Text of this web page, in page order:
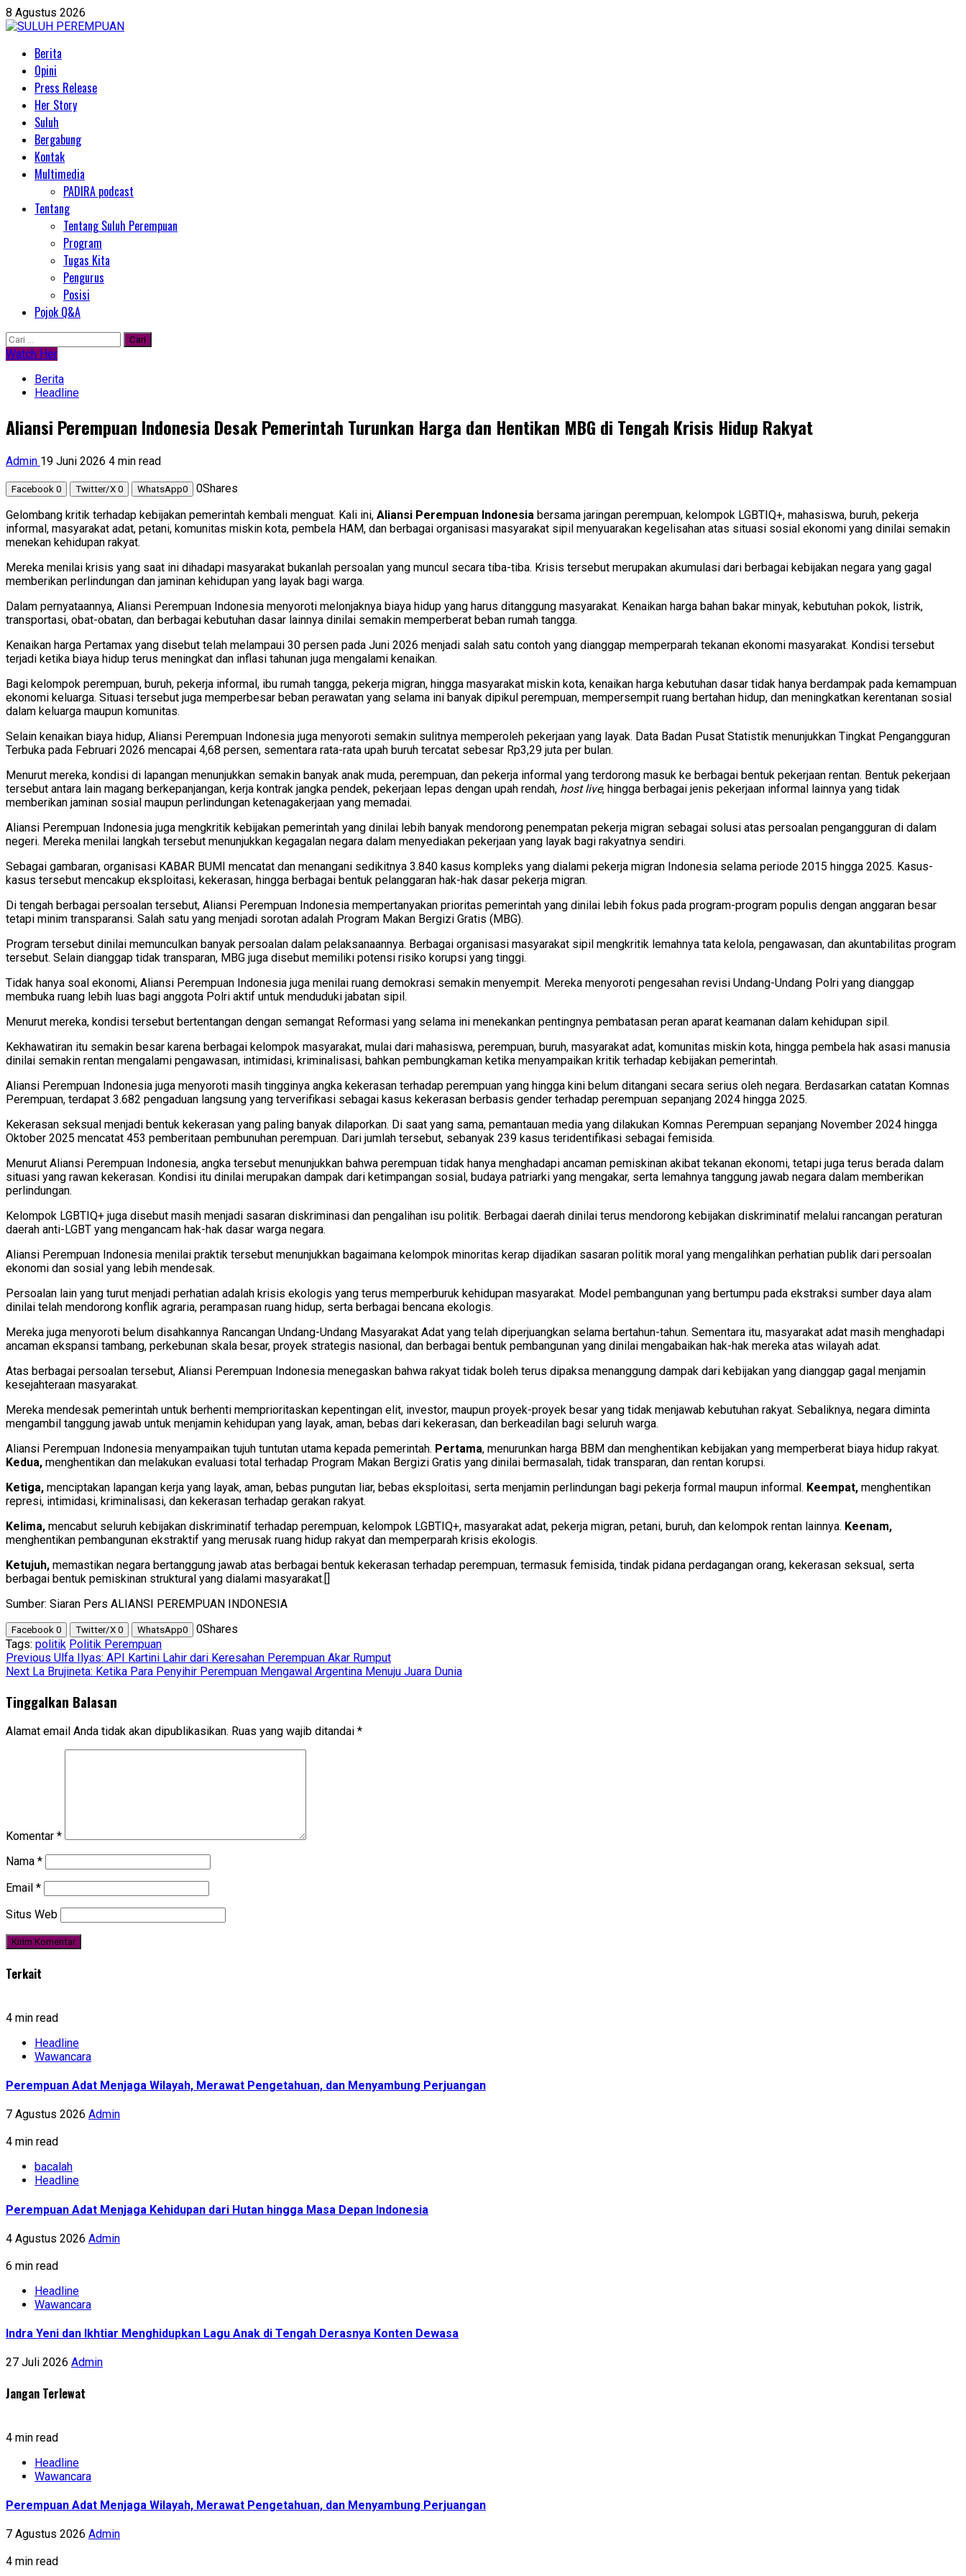
Skip
to
8 Agustus 2026
PrimaryBerita
Opini
Press Release
Her Story
Suluh
Bergabung
Kontak
Multimedia
PADIRA podcast
Tentang
Tentang Suluh Perempuan
Program
Tugas Kita
Pengurus
Posisi
Pojok Q&A
Cari
untuk:
Watch Her
Berita
Headline
Aliansi Perempuan Indonesia Desak Pemerintah Turunkan Harga dan Hentikan MBG di Tengah Krisis Hidup Rakyat
Admin 19 Juni 2026 4 min read
Facebook 0 Twitter/X 0 WhatsApp0 0Shares
Gelombang kritik terhadap kebijakan pemerintah kembali menguat. Kali ini, Aliansi Perempuan Indonesia bersama jaringan perempuan, kelompok LGBTIQ+, mahasiswa, buruh, pekerja
informal, masyarakat adat, petani, komunitas miskin kota, pembela HAM, dan berbagai organisasi masyarakat sipil menyuarakan kegelisahan atas situasi sosial ekonomi yang dinilai semakin
menekan kehidupan rakyat.
Mereka menilai krisis yang saat ini dihadapi masyarakat bukanlah persoalan yang muncul secara tiba-tiba. Krisis tersebut merupakan akumulasi dari berbagai kebijakan negara yang gagal
memberikan perlindungan dan jaminan kehidupan yang layak bagi warga.
Dalam pernyataannya, Aliansi Perempuan Indonesia menyoroti melonjaknya biaya hidup yang harus ditanggung masyarakat. Kenaikan harga bahan bakar minyak, kebutuhan pokok, listrik,
transportasi, obat-obatan, dan berbagai kebutuhan dasar lainnya dinilai semakin memperberat beban rumah tangga.
Kenaikan harga Pertamax yang disebut telah melampaui 30 persen pada Juni 2026 menjadi salah satu contoh yang dianggap memperparah tekanan ekonomi masyarakat. Kondisi tersebut
terjadi ketika biaya hidup terus meningkat dan inflasi tahunan juga mengalami kenaikan.
Bagi kelompok perempuan, buruh, pekerja informal, ibu rumah tangga, pekerja migran, hingga masyarakat miskin kota, kenaikan harga kebutuhan dasar tidak hanya berdampak pada kemampuan
ekonomi keluarga. Situasi tersebut juga memperbesar beban perawatan yang selama ini banyak dipikul perempuan, mempersempit ruang bertahan hidup, dan meningkatkan kerentanan sosial
dalam keluarga maupun komunitas.
Selain kenaikan biaya hidup, Aliansi Perempuan Indonesia juga menyoroti semakin sulitnya memperoleh pekerjaan yang layak. Data Badan Pusat Statistik menunjukkan Tingkat Pengangguran
Terbuka pada Februari 2026 mencapai 4,68 persen, sementara rata-rata upah buruh tercatat sebesar Rp3,29 juta per bulan.
Menurut mereka, kondisi di lapangan menunjukkan semakin banyak anak muda, perempuan, dan pekerja informal yang terdorong masuk ke berbagai bentuk pekerjaan rentan. Bentuk pekerjaan
tersebut antara lain magang berkepanjangan, kerja kontrak jangka pendek, pekerjaan lepas dengan upah rendah, host live, hingga berbagai jenis pekerjaan informal lainnya yang tidak
memberikan jaminan sosial maupun perlindungan ketenagakerjaan yang memadai.
Aliansi Perempuan Indonesia juga mengkritik kebijakan pemerintah yang dinilai lebih banyak mendorong penempatan pekerja migran sebagai solusi atas persoalan pengangguran di dalam
negeri. Mereka menilai langkah tersebut menunjukkan kegagalan negara dalam menyediakan pekerjaan yang layak bagi rakyatnya sendiri.
Sebagai gambaran, organisasi KABAR BUMI mencatat dan menangani sedikitnya 3.840 kasus kompleks yang dialami pekerja migran Indonesia selama periode 2015 hingga 2025. Kasus-
kasus tersebut mencakup eksploitasi, kekerasan, hingga berbagai bentuk pelanggaran hak-hak dasar pekerja migran.
Di tengah berbagai persoalan tersebut, Aliansi Perempuan Indonesia mempertanyakan prioritas pemerintah yang dinilai lebih fokus pada program-program populis dengan anggaran besar
tetapi minim transparansi. Salah satu yang menjadi sorotan adalah Program Makan Bergizi Gratis (MBG).
Program tersebut dinilai memunculkan banyak persoalan dalam pelaksanaannya. Berbagai organisasi masyarakat sipil mengkritik lemahnya tata kelola, pengawasan, dan akuntabilitas program
tersebut. Selain dianggap tidak transparan, MBG juga disebut memiliki potensi risiko korupsi yang tinggi.
Tidak hanya soal ekonomi, Aliansi Perempuan Indonesia juga menilai ruang demokrasi semakin menyempit. Mereka menyoroti pengesahan revisi Undang-Undang Polri yang dianggap
membuka ruang lebih luas bagi anggota Polri aktif untuk menduduki jabatan sipil.
Menurut mereka, kondisi tersebut bertentangan dengan semangat Reformasi yang selama ini menekankan pentingnya pembatasan peran aparat keamanan dalam kehidupan sipil.
Kekhawatiran itu semakin besar karena berbagai kelompok masyarakat, mulai dari mahasiswa, perempuan, buruh, masyarakat adat, komunitas miskin kota, hingga pembela hak asasi manusia
dinilai semakin rentan mengalami pengawasan, intimidasi, kriminalisasi, bahkan pembungkaman ketika menyampaikan kritik terhadap kebijakan pemerintah.
Aliansi Perempuan Indonesia juga menyoroti masih tingginya angka kekerasan terhadap perempuan yang hingga kini belum ditangani secara serius oleh negara. Berdasarkan catatan Komnas
Perempuan, terdapat 3.682 pengaduan langsung yang terverifikasi sebagai kasus kekerasan berbasis gender terhadap perempuan sepanjang 2024 hingga 2025.
Kekerasan seksual menjadi bentuk kekerasan yang paling banyak dilaporkan. Di saat yang sama, pemantauan media yang dilakukan Komnas Perempuan sepanjang November 2024 hingga
Oktober 2025 mencatat 453 pemberitaan pembunuhan perempuan. Dari jumlah tersebut, sebanyak 239 kasus teridentifikasi sebagai femisida.
Menurut Aliansi Perempuan Indonesia, angka tersebut menunjukkan bahwa perempuan tidak hanya menghadapi ancaman pemiskinan akibat tekanan ekonomi, tetapi juga terus berada dalam
situasi yang rawan kekerasan. Kondisi itu dinilai merupakan dampak dari ketimpangan sosial, budaya patriarki yang mengakar, serta lemahnya tanggung jawab negara dalam memberikan
perlindungan.
Kelompok LGBTIQ+ juga disebut masih menjadi sasaran diskriminasi dan pengalihan isu politik. Berbagai daerah dinilai terus mendorong kebijakan diskriminatif melalui rancangan peraturan
daerah anti-LGBT yang mengancam hak-hak dasar warga negara.
Aliansi Perempuan Indonesia menilai praktik tersebut menunjukkan bagaimana kelompok minoritas kerap dijadikan sasaran politik moral yang mengalihkan perhatian publik dari persoalan
ekonomi dan sosial yang lebih mendesak.
Persoalan lain yang turut menjadi perhatian adalah krisis ekologis yang terus memperburuk kehidupan masyarakat. Model pembangunan yang bertumpu pada ekstraksi sumber daya alam
dinilai telah mendorong konflik agraria, perampasan ruang hidup, serta berbagai bencana ekologis.
Mereka juga menyoroti belum disahkannya Rancangan Undang-Undang Masyarakat Adat yang telah diperjuangkan selama bertahun-tahun. Sementara itu, masyarakat adat masih menghadapi
ancaman ekspansi tambang, perkebunan skala besar, proyek strategis nasional, dan berbagai bentuk pembangunan yang dinilai mengabaikan hak-hak mereka atas wilayah adat.
Atas berbagai persoalan tersebut, Aliansi Perempuan Indonesia menegaskan bahwa rakyat tidak boleh terus dipaksa menanggung dampak dari kebijakan yang dianggap gagal menjamin
kesejahteraan masyarakat.
Mereka mendesak pemerintah untuk berhenti memprioritaskan kepentingan elit, investor, maupun proyek-proyek besar yang tidak menjawab kebutuhan rakyat. Sebaliknya, negara diminta
mengambil tanggung jawab untuk menjamin kehidupan yang layak, aman, bebas dari kekerasan, dan berkeadilan bagi seluruh warga.
Aliansi Perempuan Indonesia menyampaikan tujuh tuntutan utama kepada pemerintah. Pertama, menurunkan harga BBM dan menghentikan kebijakan yang memperberat biaya hidup rakyat.
Kedua, menghentikan dan melakukan evaluasi total terhadap Program Makan Bergizi Gratis yang dinilai bermasalah, tidak transparan, dan rentan korupsi.
Ketiga, menciptakan lapangan kerja yang layak, aman, bebas pungutan liar, bebas eksploitasi, serta menjamin perlindungan bagi pekerja formal maupun informal. Keempat, menghentikan
represi, intimidasi, kriminalisasi, dan kekerasan terhadap gerakan rakyat.
Kelima, mencabut seluruh kebijakan diskriminatif terhadap perempuan, kelompok LGBTIQ+, masyarakat adat, pekerja migran, petani, buruh, dan kelompok rentan lainnya. Keenam,
menghentikan pembangunan ekstraktif yang merusak ruang hidup rakyat dan memperparah krisis ekologis.
Ketujuh, memastikan negara bertanggung jawab atas berbagai bentuk kekerasan terhadap perempuan, termasuk femisida, tindak pidana perdagangan orang, kekerasan seksual, serta
berbagai bentuk pemiskinan struktural yang dialami masyarakat.[]
Sumber: Siaran Pers ALIANSI PEREMPUAN INDONESIA
Facebook 0 Twitter/X 0 WhatsApp0 0Shares
Tags: politik Politik Perempuan
Post
Previous Ulfa Ilyas: API Kartini Lahir dari Keresahan Perempuan Akar Rumput
Next La Brujineta: Ketika Para Penyihir Perempuan Mengawal Argentina Menuju Juara Dunia
Tinggalkan Balasan
Alamat email Anda tidak akan dipublikasikan. Ruas yang wajib ditandai *
Komentar *
Nama *
Email *
Situs Web
Terkait
4 min read
Headline
Wawancara
Perempuan Adat Menjaga Wilayah, Merawat Pengetahuan, dan Menyambung Perjuangan
7 Agustus 2026 Admin
4 min read
bacalah
Headline
Perempuan Adat Menjaga Kehidupan dari Hutan hingga Masa Depan Indonesia
4 Agustus 2026 Admin
6 min read
Headline
Wawancara
Indra Yeni dan Ikhtiar Menghidupkan Lagu Anak di Tengah Derasnya Konten Dewasa
27 Juli 2026 Admin
Jangan Terlewat
4 min read
Headline
Wawancara
Perempuan Adat Menjaga Wilayah, Merawat Pengetahuan, dan Menyambung Perjuangan
7 Agustus 2026 Admin
4 min read